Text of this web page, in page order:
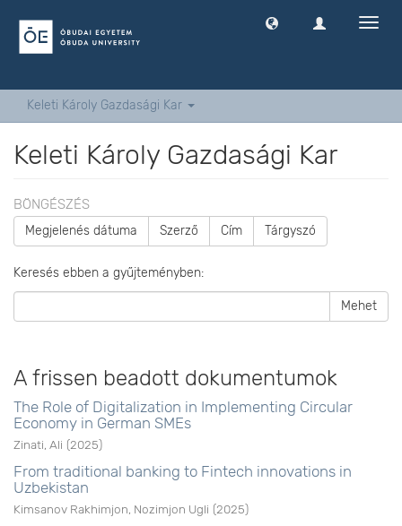
Keleti Károly Gazdasági Kar
Keleti Károly Gazdasági Kar
BÖNGÉSZÉS
Megjelenés dátuma Szerző Cím Tárgyszó
Keresés ebben a gyűjteményben:
Mehet
A frissen beadott dokumentumok
The Role of Digitalization in Implementing Circular
Economy in German SMEs
Zinati, Ali (2025)
From traditional banking to Fintech innovations in
Uzbekistan
Kimsanov Rakhimjon, Nozimjon Ugli (2025)